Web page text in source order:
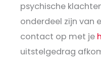
psychische
onderdeel zijn van
contact op met je
uitstelgedrag